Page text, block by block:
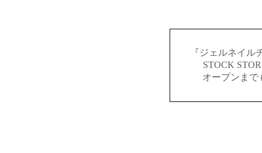
『ジェルネイ
STOCK
オープンまで